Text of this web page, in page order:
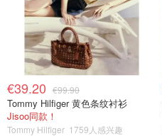
€39.20 €99.90
Tommy Hilfiger 黄色条纹衬衫
Jisoo同款！
Tommy Hilfiger 1759人感兴趣